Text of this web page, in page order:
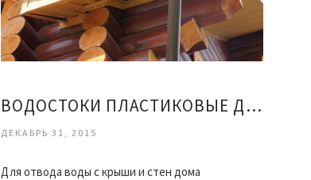
ВОДОСТОКИ ПЛАСТИКОВЫЕ ДЛЯ КРЫШИ ЦЕНА
ДЕКАБРЬ 31, 2015
Для отвода воды с крыши и стен дома